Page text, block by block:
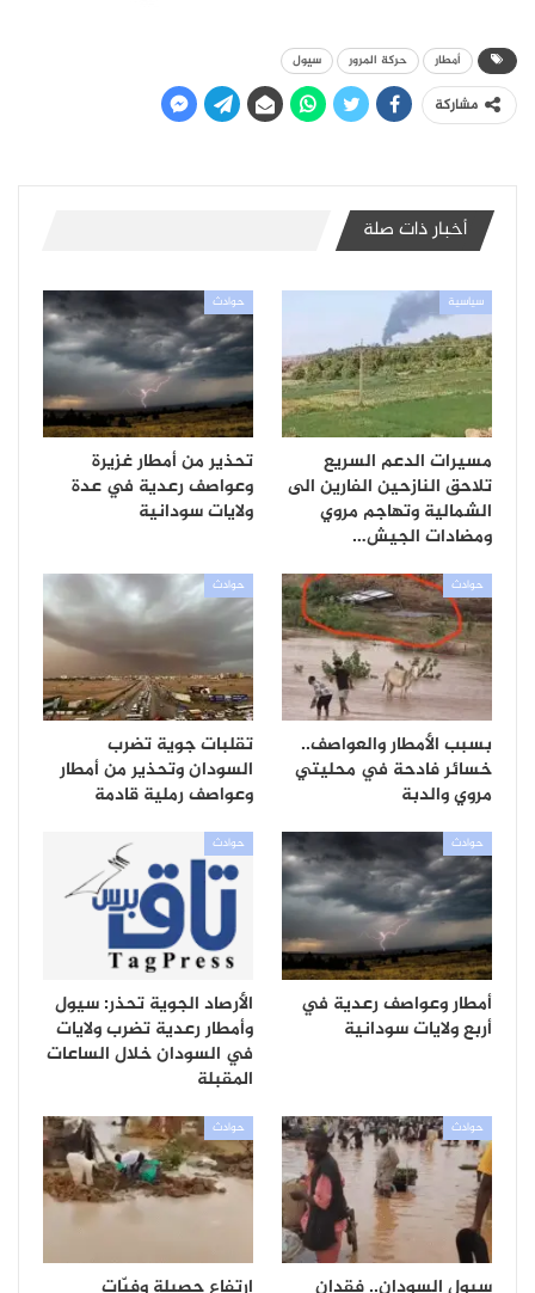
أمطار حركة المرور سيول
مشاركة
أخبار ذات صلة
سياسية
مسيرات الدعم السريع
تلاحق النازحين الفارين الى
الشمالية وتهاجم مروي
ومضادات الجيش…
حوادث
تحذير من أمطار غزيرة
وعواصف رعدية في عدة
ولايات سودانية
حوادث
بسبب الأمطار والعواصف..
خسائر فادحة في محليتي
مروي والدبة
حوادث
تقلبات جوية تضرب
السودان وتحذير من أمطار
وعواصف رملية قادمة
حوادث
أمطار وعواصف رعدية في
أربع ولايات سودانية
حوادث
الأرصاد الجوية تحذر: سيول
وأمطار رعدية تضرب ولايات
في السودان خلال الساعات
المقبلة
حوادث حوادث